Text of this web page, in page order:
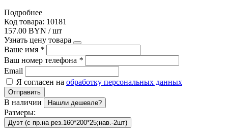
Подробнее
Код товара: 10181
157.00 BYN / шт
Узнать цену товара
Ваше имя *
Ваш номер телефона *
Email
Я согласен на обработку персональных данных
Отправить
В наличии Нашли дешевле?
Размеры:
Дуэт (с пр.на рез.160*200*25;нав.-2шт)